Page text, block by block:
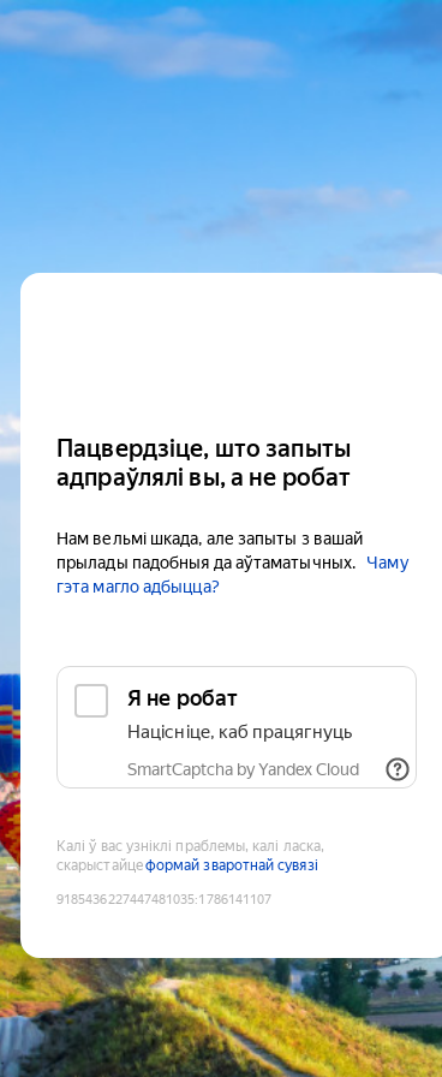
Пацвердзіце, што запыты
адпраўлялі вы, а не робат
Нам вельмі шкада, але запыты з вашай
прылады падобныя да аўтаматычных.
Чаму
гэта магло адбыцца?
Я не робат
Націсніце, каб працягнуць
SmartCaptcha by Yandex Cloud
Калі ў вас узніклі праблемы, калі ласка,
скарыстайцеформай зваротнай сувязі
9185436227447481035:1786141107